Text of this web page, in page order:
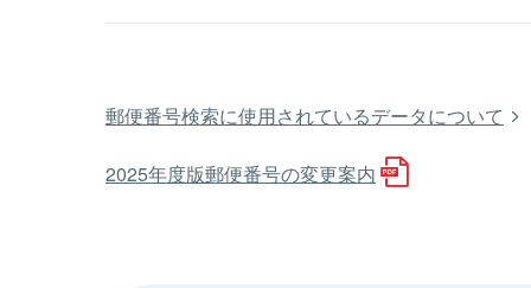
郵便番号検索に使用されているデータについて
2025年度版郵便番号の変更案内